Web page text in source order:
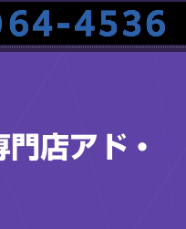
店アド・